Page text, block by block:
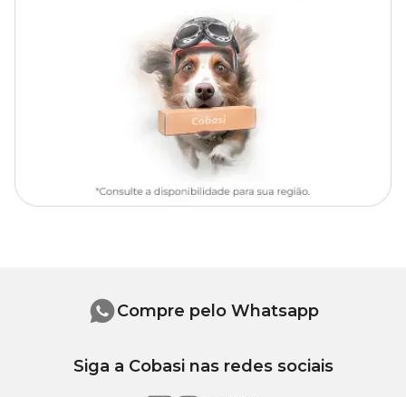
Compre pelo Whatsapp
Siga a Cobasi nas redes sociais